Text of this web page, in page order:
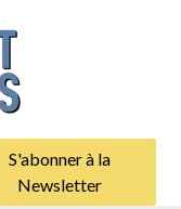
S'abonner à la
Newsletter